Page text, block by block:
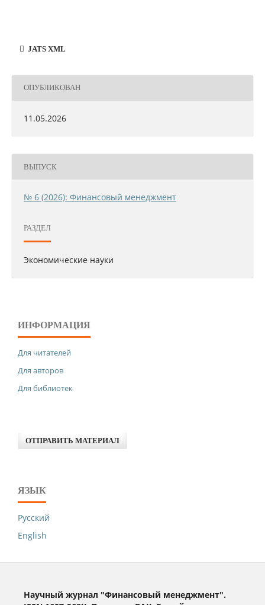
JATS XML
ОПУБЛИКОВАН
11.05.2026
ВЫПУСК
№ 6 (2026): Финансовый менеджмент
РАЗДЕЛ
Экономические науки
ИНФОРМАЦИЯ
Для читателей
Для авторов
Для библиотек
ОТПРАВИТЬ МАТЕРИАЛ
ЯЗЫК
Русский
English
Научный журнал "Финансовый менеджмент".